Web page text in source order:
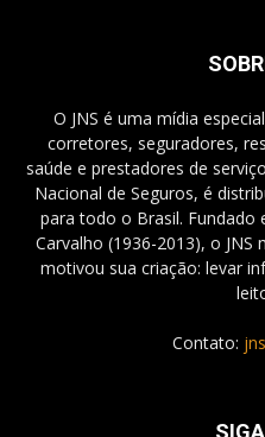
O JNS é uma mídia
corretores, seguradores,
saúde e prestadores de
Nacional de Seguros, é
para todo o Brasil.
Carvalho (1936-2013), o
motivou sua criação: levar
Contato: